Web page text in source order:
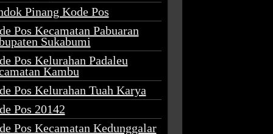
Pinang Kode Pos
Pos Kecamatan Pabuaran
Sukabumi
Pos Kelurahan Padaleu
Kambu
Pos Kelurahan Tuah Karya
Pos 20142
Pos Kecamatan Kedunggalar